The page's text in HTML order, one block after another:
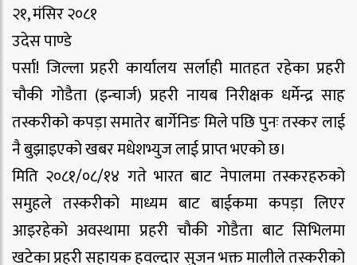
२१, मंसिर २०८१
उदेस पाण्डे
पर्सा! जिल्ला प्रहरी कार्यालय सर्लाही मातहत रहेका प्रहरी
चौकी गोडैता (इन्चार्ज) प्रहरी नायब निरीक्षक धर्मेन्द्र साह
तस्करीको कपड़ा समातेर बार्गेनिङ मिले पछि पुनः तस्कर लाई
नै बुझाइएको खबर मधेशभ्युज लाई प्राप्त भएको छ।
मिति २०८१/०८/१४ गते भारत बाट नेपालमा तस्करहरुको
समुहले तस्करीको माध्यम बाट बाईकमा कपड़ा लिएर
आइरहेको अवस्थामा प्रहरी चौकी गोडैता बाट सिभिलमा
खटेका प्रहरी सहायक हवल्दार सुजन भक्त मालीले तस्करीको